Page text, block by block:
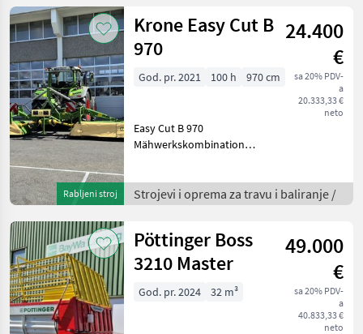
Rabljeni stroj
Krone Easy Cut B
970
24.400
€
sa 20% PDV-
a
20.333,33 €
neto
God. pr. 2021 100 h 970 cm
Easy Cut B 970
Mähwerkskombination
mit Anfahrsicherung,
DuoGrip
optimale Bodenanpassung
Safe
Strojevi i oprema za travu i baliranje /
Pöttinger Boss
3210 Master
49.000
€
sa 20% PDV-
a
40.833,33 €
neto
God. pr. 2024 32 m³